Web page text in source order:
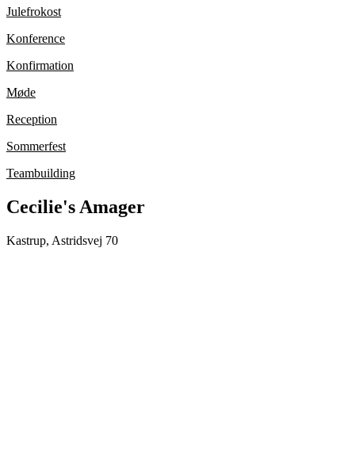
Julefrokost
Konference
Konfirmation
Møde
Reception
Sommerfest
Teambuilding
Cecilie's Amager
Kastrup, Astridsvej 70